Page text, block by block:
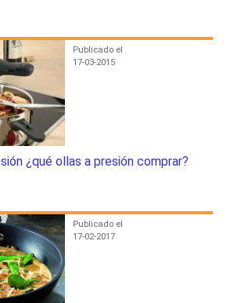
Publicado el
17-03-2015
¿qué ollas a presión comprar?
Publicado el
17-02-2017